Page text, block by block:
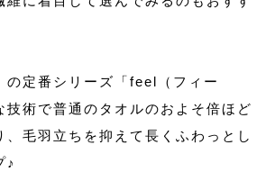
の定番シリーズ「feel（フィー
技術で普通のタオルのおよそ倍ほど
、毛羽立ちを抑えて長くふわっとし
♪